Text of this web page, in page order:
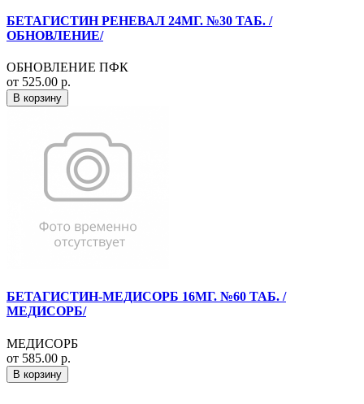
БЕТАГИСТИН РЕНЕВАЛ 24МГ. №30 ТАБ. /
ОБНОВЛЕНИЕ/
ОБНОВЛЕНИЕ ПФК
от 525.00 р.
В корзину
БЕТАГИСТИН-МЕДИСОРБ 16МГ. №60 ТАБ. /
МЕДИСОРБ/
МЕДИСОРБ
от 585.00 р.
В корзину